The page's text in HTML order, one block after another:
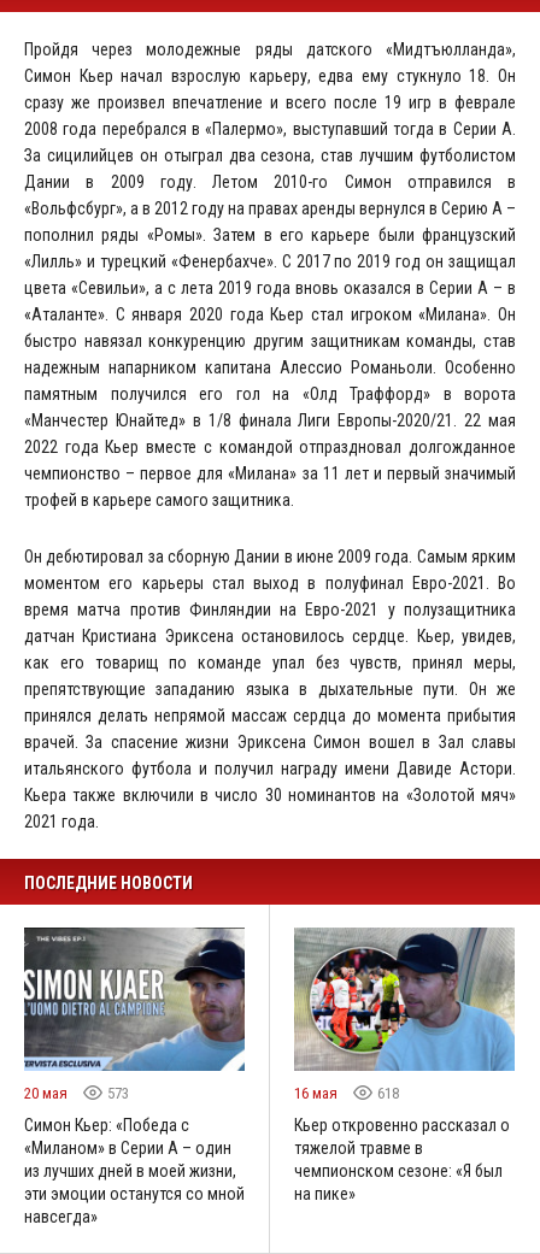
Пройдя через молодежные ряды датского «Мидтъюлланда»,
Симон Кьер начал взрослую карьеру, едва ему стукнуло 18. Он
сразу же произвел впечатление и всего после 19 игр в феврале
2008 года перебрался в «Палермо», выступавший тогда в Серии А.
За сицилийцев он отыграл два сезона, став лучшим футболистом
Дании в 2009 году. Летом 2010-го Симон отправился в
«Вольфсбург», а в 2012 году на правах аренды вернулся в Серию А –
пополнил ряды «Ромы». Затем в его карьере были французский
«Лилль» и турецкий «Фенербахче». С 2017 по 2019 год он защищал
цвета «Севильи», а с лета 2019 года вновь оказался в Серии А – в
«Аталанте». С января 2020 года Кьер стал игроком «Милана». Он
быстро навязал конкуренцию другим защитникам команды, став
надежным напарником капитана Алессио Романьоли. Особенно
памятным получился его гол на «Олд Траффорд» в ворота
«Манчестер Юнайтед» в 1/8 финала Лиги Европы-2020/21. 22 мая
2022 года Кьер вместе с командой отпраздновал долгожданное
чемпионство – первое для «Милана» за 11 лет и первый значимый
трофей в карьере самого защитника.
Он дебютировал за сборную Дании в июне 2009 года. Самым ярким
моментом его карьеры стал выход в полуфинал Евро-2021. Во
время матча против Финляндии на Евро-2021 у полузащитника
датчан Кристиана Эриксена остановилось сердце. Кьер, увидев,
как его товарищ по команде упал без чувств, принял меры,
препятствующие западанию языка в дыхательные пути. Он же
принялся делать непрямой массаж сердца до момента прибытия
врачей. За спасение жизни Эриксена Симон вошел в Зал славы
итальянского футбола и получил награду имени Давиде Астори.
Кьера также включили в число 30 номинантов на «Золотой мяч»
2021 года.
ПОСЛЕДНИЕ НОВОСТИ
20 мая 573
Симон Кьер: «Победа с
«Миланом» в Серии А – один
из лучших дней в моей жизни,
эти эмоции останутся со мной
навсегда»
16 мая 618
Кьер откровенно рассказал о
тяжелой травме в
чемпионском сезоне: «Я был
на пике»